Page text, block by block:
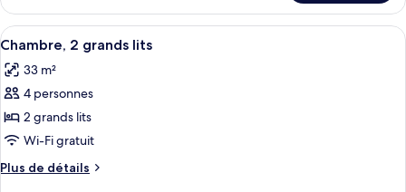
chambre,
vue
sur
le
port
Suite,
chambre,
sur
le
Afficher
toutes
les
photos
pour
ce
type
de
Une chambre d’hôtel avec deux
4
Chambre, 2 grands lits
33 m²
4 personnes
2 grands lits
Wi-Fi gratuit
Plus de détails
Plus